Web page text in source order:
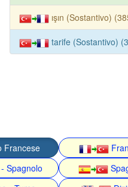
ışın (Sostantivo)
tarife (Sostantivo)
Francese
Spagnolo